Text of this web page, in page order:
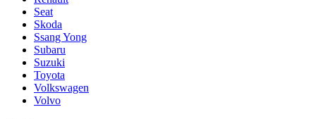
Seat
Skoda
Ssang Yong
Subaru
Suzuki
Toyota
Volkswagen
Volvo